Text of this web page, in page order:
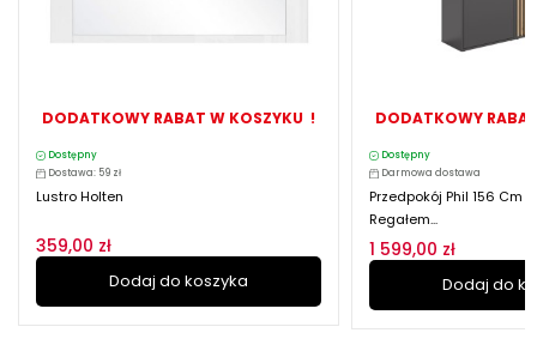
DODATKOWY RABAT W KOSZYKU !
Dostępny
Dostawa: 59 zł
Lustro Holten
359,00 zł
Dodaj do koszyka
DODATKOWY
Dostępny
Darmowa dostawa
Przedpokój Phil 156 Cm
Regałem...
1 599,00 zł
Dodaj do